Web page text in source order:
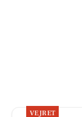
VEJRET